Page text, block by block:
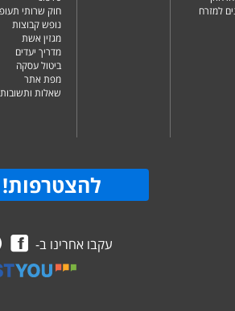
למזרח
חוק שרותי
נופש קבוצות
מגזין אשת
מדריך יעדים
ביטול עסקה
מפת אתר
שאלות ותשובות
להצטרפות!
עקבו אחרינו ב-